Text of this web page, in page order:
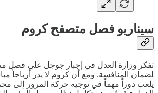
سيناريو فصل متصفح كروم
تفكر وزارة العدل في إجبار جوجل على فصل
لضمان المنافسة. ومع أن كروم لا يدر أرباحاً
يلعب دوراً مهماً في توجيه حركة المرور إلى